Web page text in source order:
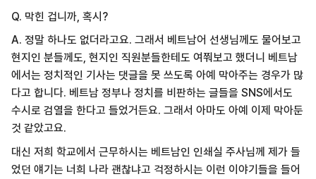
Q. 막힌 겁니까, 혹시?
A. 정말 하나도 없더라고요. 그래서 베트남어 선생님께도 물어보고
현지인 분들께도, 현지인 직원분들한테도 여쭤보고 했더니 베트남
에서는 정치적인 기사는 댓글을 못 쓰도록 아예 막아주는 경우가 많
다고 합니다. 베트남 정부나 정치를 비판하는 글들을 SNS에서도
수시로 검열을 한다고 들었거든요. 그래서 아마도 아예 이제 막아둔
것 같았고요.
대신 저희 학교에서 근무하시는 베트남인 인쇄실 주사님께 제가 들
었던 얘기는 너희 나라 괜찮냐고 걱정하시는 이런 이야기들을 들어